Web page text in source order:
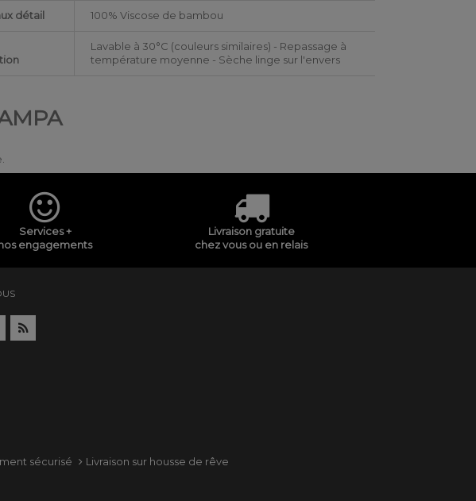
détail 100% Viscose de bambou
Lavable à 30°C (couleurs similaires) - Repassage à
température moyenne - Sèche linge sur l'envers
Services +
engagements
Livraison gratuite
chez vous ou en relais
sécurisé
Livraison sur housse de rêve